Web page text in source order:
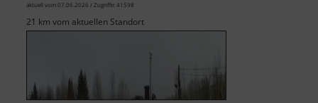
aktuell vom 07.06.2026 / Zugriffe: 41598
21 km vom aktuellen Standort